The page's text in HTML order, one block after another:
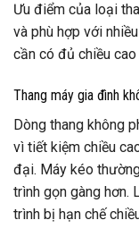
Ưu điểm của loại
và phù hợp với
cần có đủ chiều
Thang máy gia đình
Dòng thang không
vì tiết kiệm chiều
đại. Máy kéo
trình gọn gàng hơn.
trình bị hạn chế